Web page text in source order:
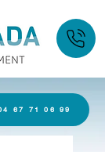
67 71 06 99